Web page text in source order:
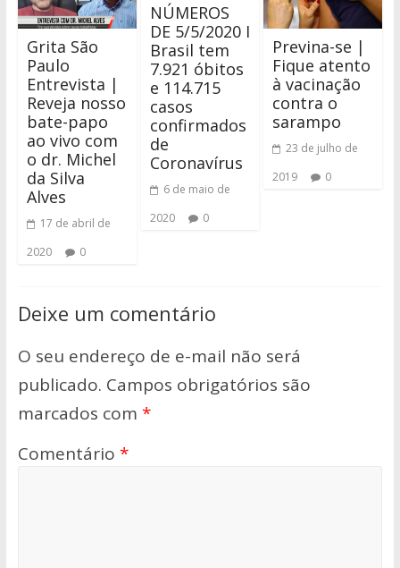
Grita São
Paulo
Entrevista |
Reveja nosso
bate-papo
ao vivo com
o dr. Michel
da Silva
Alves
17 de abril de
2020
0
NÚMEROS
DE 5/5/2020 I
Brasil tem
7.921 óbitos
e 114.715
casos
confirmados
de
Coronavírus
6 de maio de
2020
0
Previna-se |
Fique atento
à vacinação
contra o
sarampo
23 de julho de
2019
0
Deixe um comentário
O seu endereço de e-mail não será
publicado. Campos obrigatórios são
marcados com *
Comentário *